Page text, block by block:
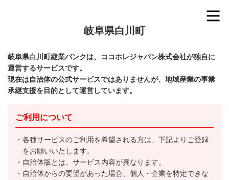
岐阜県白川町
岐阜県白川町継業バンクは、ココホレジャパン株式会社が独自に
運営するサービスです。
現在は自治体の公式サービスではありませんが、地域産業の事業
承継支援を目的として運営しています。
ご利用について
各種サービスのご利用を希望される方は、下記よりご登録
をお願いいたします。
自治体版とは、サービス内容が異なります。
自治体からの要望があった場合、個人・企業を特定できな